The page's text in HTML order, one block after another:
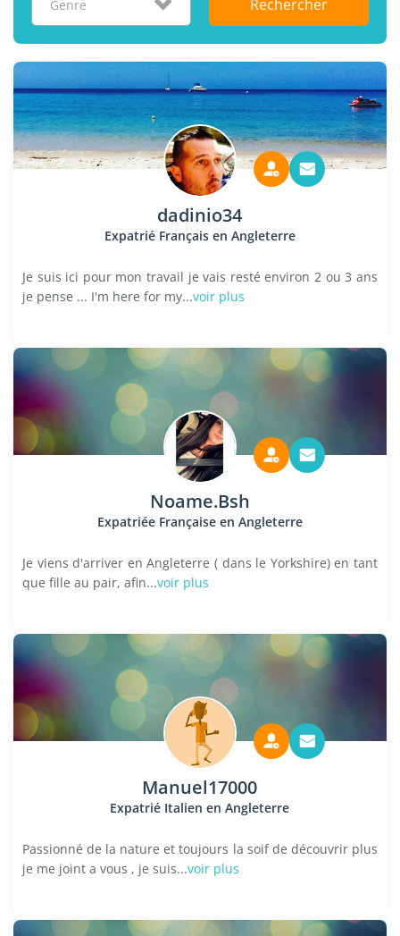
Genre Rechercher
dadinio34
Expatrié Français en Angleterre
Je suis ici pour mon travail je vais resté environ 2 ou 3 ans
je pense ... I'm here for my...voir plus
Noame.Bsh
Expatriée Française en Angleterre
Je viens d'arriver en Angleterre ( dans le Yorkshire) en tant
que fille au pair, afin...voir plus
Manuel17000
Expatrié Italien en Angleterre
Passionné de la nature et toujours la soif de découvrir plus
je me joint a vous , je suis...voir plus